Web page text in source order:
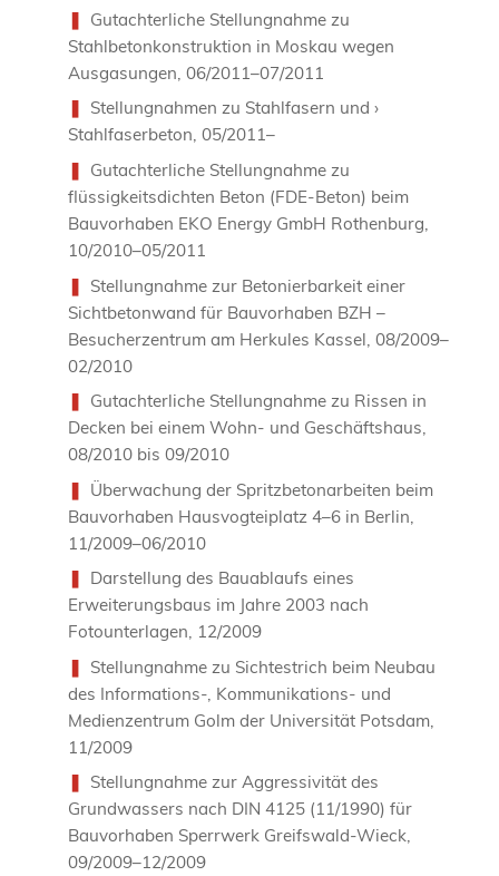
Gutachterliche Stellungnahme zu
Stahlbetonkonstruktion in Moskau wegen
Ausgasungen, 06/2011–07/2011
Stellungnahmen zu Stahlfasern und ›
Stahlfaserbeton, 05/2011–
Gutachterliche Stellungnahme zu
flüssigkeitsdichten Beton (FDE-Beton) beim
Bauvorhaben EKO Energy GmbH Rothenburg,
10/2010–05/2011
Stellungnahme zur Betonierbarkeit einer
Sichtbetonwand für Bauvorhaben BZH –
Besucherzentrum am Herkules Kassel, 08/2009–
02/2010
Gutachterliche Stellungnahme zu Rissen in
Decken bei einem Wohn- und Geschäftshaus,
08/2010 bis 09/2010
Überwachung der Spritzbetonarbeiten beim
Bauvorhaben Hausvogteiplatz 4–6 in Berlin,
11/2009–06/2010
Darstellung des Bauablaufs eines
Erweiterungsbaus im Jahre 2003 nach
Fotounterlagen, 12/2009
Stellungnahme zu Sichtestrich beim Neubau
des Informations-, Kommunikations- und
Medienzentrum Golm der Universität Potsdam,
11/2009
Stellungnahme zur Aggressivität des
Grundwassers nach DIN 4125 (11/1990) für
Bauvorhaben Sperrwerk Greifswald-Wieck,
09/2009–12/2009